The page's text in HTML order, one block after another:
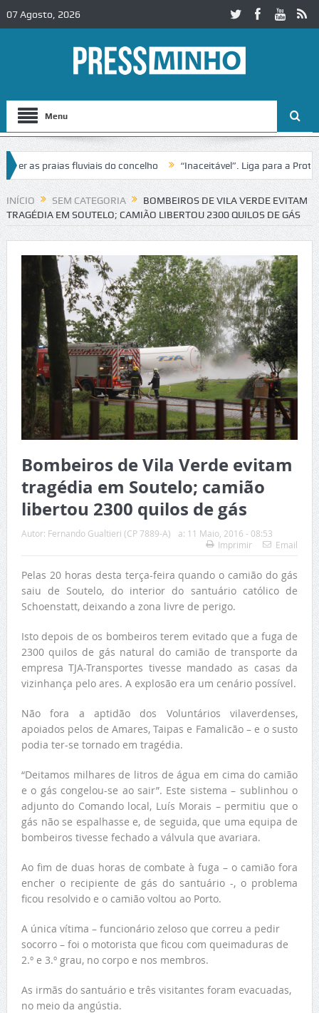
07 Agosto, 2026
Menu
praias fluviais do concelho “Inaceitável”. Liga para a Proteção
de trânsito no IC2 em Alcobaça Igreja do Castelo de
INÍCIO SEM CATEGORIA
BOMBEIROS DE VILA VERDE EVITAM
TRAGÉDIA EM SOUTELO; CAMIÃO LIBERTOU 2300 QUILOS DE GÁS
Bombeiros de Vila Verde evitam
tragédia em Soutelo; camião
libertou 2300 quilos de gás
Autor: Fernando Gualtieri (CP 7889-A) a: 11 Maio, 2016 - 08:53
Imprimir
Email
Pelas 20 horas desta terça-feira quando o camião do gás
saiu de Soutelo, do interior do santuário católico de
Schoenstatt, deixando a zona livre de perigo.
Isto depois de os bombeiros terem evitado que a fuga de
2300 quilos de gás natural do camião de transporte da
empresa TJA-Transportes tivesse mandado as casas da
vizinhança pelo ares. A explosão era um cenário possível.
Não fora a aptidão dos Voluntários vilaverdenses,
apoiados pelos de Amares, Taipas e Famalicão – e o susto
podia ter-se tornado em tragédia.
“Deitamos milhares de litros de água em cima do camião
e o gás congelou-se ao sair”. Este sistema – sublinhou o
adjunto do Comando local, Luís Morais – permitiu que o
gás não se espalhasse e, de seguida, que uma equipa de
bombeiros tivesse fechado a válvula que avariara.
Ao fim de duas horas de combate à fuga – o camião fora
encher o recipiente de gás do santuário -, o problema
ficou resolvido e o camião voltou ao Porto.
A única vítima – funcionário zeloso que correu a pedir
socorro – foi o motorista que ficou com queimaduras de
2.º e 3.º grau, no corpo e nos membros.
As irmãs do santuário e três visitantes foram evacuadas,
no meio da angústia.